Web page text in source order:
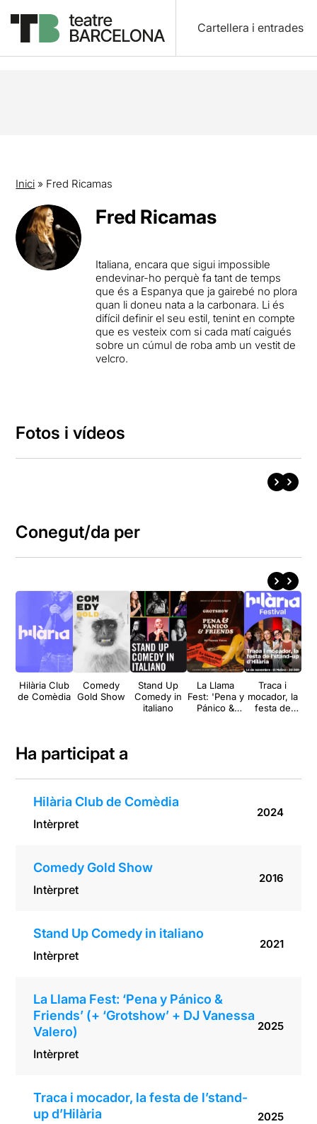
Cartellera i entrades
Inici » Fred Ricamas
Fred Ricamas
Italiana, encara que sigui impossible
endevinar-ho perquè fa tant de temps
que és a Espanya que ja gairebé no plora
quan li doneu nata a la carbonara. Li és
difícil definir el seu estil, tenint en compte
que es vesteix com si cada matí caigués
sobre un cúmul de roba amb un vestit de
velcro.
Fotos i vídeos
Conegut/da per
Hilària Club
de Comèdia
Comedy
Gold Show
Stand Up
Comedy in
italiano
La Llama
Fest: 'Pena y
Pánico &
Traca i
mocador, la
festa de
Ha participat a
Hilària Club de Comèdia
Intèrpret
2024
Comedy Gold Show
Intèrpret
2016
Stand Up Comedy in italiano
Intèrpret
2021
La Llama Fest: ‘Pena y Pánico &
Friends’ (+ ‘Grotshow’ + DJ Vanessa
Valero)
Intèrpret
2025
Traca i mocador, la festa de l’stand-
up d’Hilària
2025